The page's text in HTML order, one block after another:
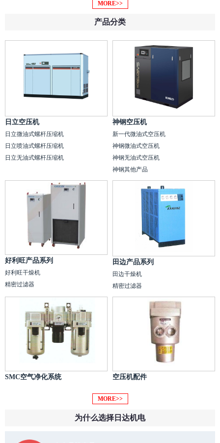
MORE>>
产品分类
日立空压机
日立微油式螺杆压缩机
日立喷油式螺杆压缩机
日立无油式螺杆压缩机
神钢空压机
新一代微油式空压机
神钢微油式空压机
神钢无油式空压机
神钢其他产品
好利旺产品系列
好利旺干燥机
精密过滤器
田边产品系列
田边干燥机
精密过滤器
SMC空气净化系统 空压机配件
MORE>>
为什么选择日达机电